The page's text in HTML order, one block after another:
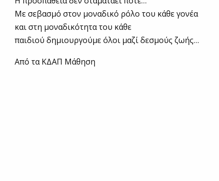
Με σεβασμό στον μοναδικό ρόλο του κάθε γονέα
και στη μοναδικότητα του κάθε
παιδιού δημιουργούμε όλοι μαζί δεσμούς ζωής…
Από τα ΚΔΑΠ Μάθηση